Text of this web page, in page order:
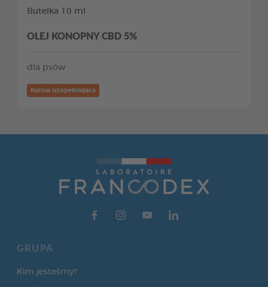
Butelka 10 ml
OLEJ KONOPNY CBD 5%
dla psów
Karma uzupełniająca
GRUPA
Kim jesteśmy?